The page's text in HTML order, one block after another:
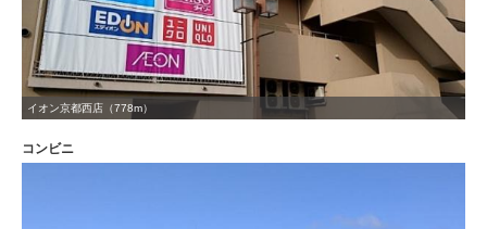
イオン京都西店（778m）
コンビニ